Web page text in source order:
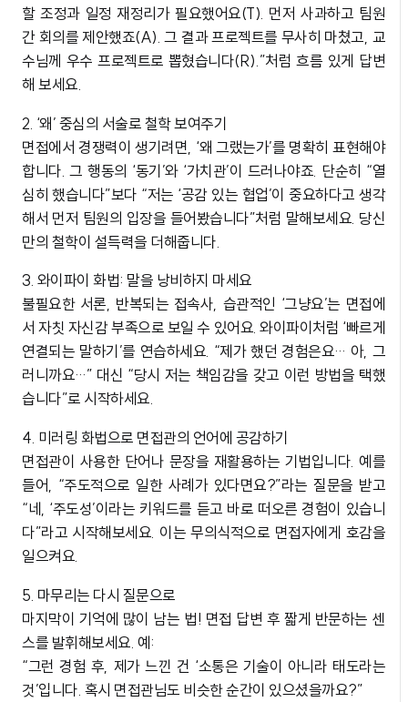
할 조정과 일정 재정리가 필요했어요(T). 먼저 사과하고 팀원
간 회의를 제안했죠(A). 그 결과 프로젝트를 무사히 마쳤고, 교
수님께 우수 프로젝트로 뽑혔습니다(R).”처럼 흐름 있게 답변
해 보세요.
2. ‘왜’ 중심의 서술로 철학 보여주기
면접에서 경쟁력이 생기려면, ‘왜 그랬는가’를 명확히 표현해야
합니다. 그 행동의 ‘동기’와 ‘가치관’이 드러나야죠. 단순히 “열
심히 했습니다”보다 “저는 ‘공감 있는 협업’이 중요하다고 생각
해서 먼저 팀원의 입장을 들어봤습니다”처럼 말해보세요. 당신
만의 철학이 설득력을 더해줍니다.
3. 와이파이 화법: 말을 낭비하지 마세요
불필요한 서론, 반복되는 접속사, 습관적인 ‘그냥요’는 면접에
서 자칫 자신감 부족으로 보일 수 있어요. 와이파이처럼 ‘빠르게
연결되는 말하기’를 연습하세요. “제가 했던 경험은요… 아, 그
러니까요…” 대신 “당시 저는 책임감을 갖고 이런 방법을 택했
습니다”로 시작하세요.
4. 미러링 화법으로 면접관의 언어에 공감하기
면접관이 사용한 단어나 문장을 재활용하는 기법입니다. 예를
들어, “주도적으로 일한 사례가 있다면요?”라는 질문을 받고
“네, ‘주도성’이라는 키워드를 듣고 바로 떠오른 경험이 있습니
다”라고 시작해보세요. 이는 무의식적으로 면접자에게 호감을
일으켜요.
5. 마무리는 다시 질문으로
마지막이 기억에 많이 남는 법! 면접 답변 후 짧게 반문하는 센
스를 발휘해보세요. 예:
“그런 경험 후, 제가 느낀 건 ‘소통은 기술이 아니라 태도라는
것’입니다. 혹시 면접관님도 비슷한 순간이 있으셨을까요?”